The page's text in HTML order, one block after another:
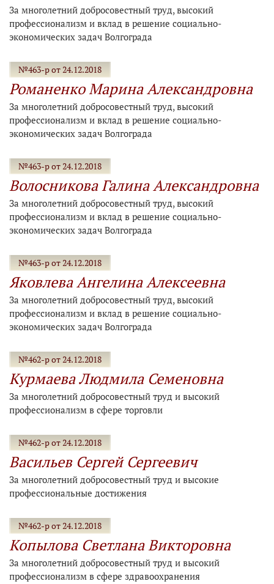
За многолетний добросовестный труд, высокий
профессионализм и вклад в решение социально-
экономических задач Волгограда
№463-р от 24.12.2018
Романенко Марина Александровна
За многолетний добросовестный труд, высокий
профессионализм и вклад в решение социально-
экономических задач Волгограда
№463-р от 24.12.2018
Волосникова Галина Александровна
За многолетний добросовестный труд, высокий
профессионализм и вклад в решение социально-
экономических задач Волгограда
№463-р от 24.12.2018
Яковлева Ангелина Алексеевна
За многолетний добросовестный труд, высокий
профессионализм и вклад в решение социально-
экономических задач Волгограда
№462-р от 24.12.2018
Курмаева Людмила Семеновна
За многолетний добросовестный труд и высокий
профессионализм в сфере торговли
№462-р от 24.12.2018
Васильев Сергей Сергеевич
За многолетний добросовестный труд и высокие
профессиональные достижения
№462-р от 24.12.2018
Копылова Светлана Викторовна
За многолетний добросовестный труд и высокий
профессионализм в сфере здравоохранения